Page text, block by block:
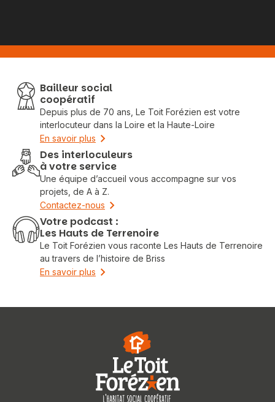
Bailleur social
coopératif
Depuis plus de 70 ans, Le Toit Forézien est votre
interlocuteur dans la Loire et la Haute-Loire
En savoir plus
Des interloculeurs
à votre service
Une équipe d’accueil vous accompagne sur vos
projets, de A à Z.
Contactez-nous
Votre podcast :
Les Hauts de Terrenoire
Le Toit Forézien vous raconte Les Hauts de Terrenoire
au travers de l’histoire de Briss
En savoir plus